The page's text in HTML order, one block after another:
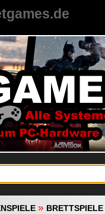
» BRETTSPIELE